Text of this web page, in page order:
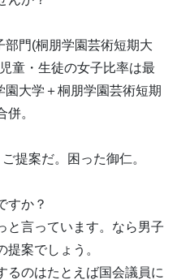
門(桐朋学園芸術短期大
童・生徒の女子比率は最
大学＋桐朋学園芸術短期
。
提案だ。困った御仁。
すか？
と言っています。なら男子
案でしょう。
るのはたとえば国会議員に